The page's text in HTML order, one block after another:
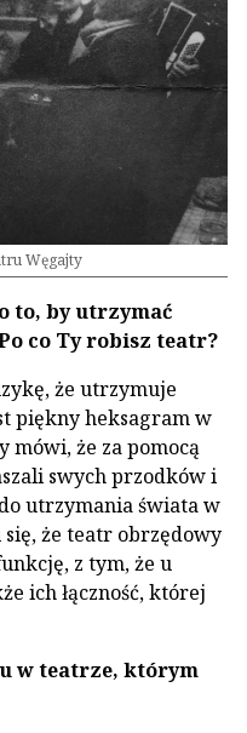
Węgajty
to, by utrzymać
co Ty robisz teatr?
że utrzymuje
piękny heksagram w
mówi, że za po­mocą
swych przodków i
utrzy­mania świata w
że teatr obrzędowy
z tym, że u
ich łączność, której
w teatrze, któ­rym